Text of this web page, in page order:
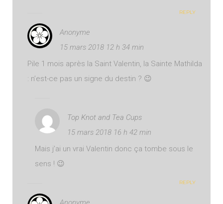
Anonyme
15 mars 2018 12 h 34 min
Pile 1 mois après la Saint Valentin, la Sainte Mathilda
: n’est-ce pas un signe du destin ? 😉
REPLY
Top Knot and Tea Cups
15 mars 2018 16 h 42 min
Mais j’ai un vrai Valentin donc ça tombe sous le
sens ! 😉
REPLY